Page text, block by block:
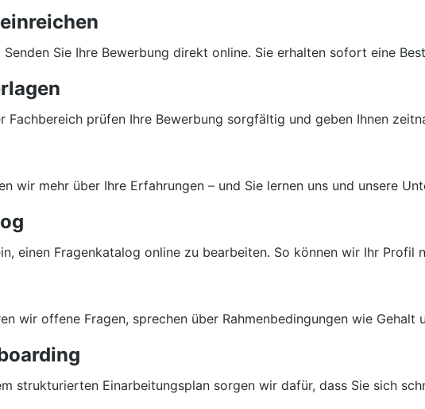
Sie Ihre Bewerbung direkt online. Sie erhalten sofort eine
Fachbereich prüfen Ihre Bewerbung sorgfältig und geben Ihnen
wir mehr über Ihre Erfahrungen – und Sie lernen uns und unsere
einen Fragenkatalog online zu bearbeiten. So können wir Ihr Profil
wir offene Fragen, sprechen über Rahmenbedingungen wie
strukturierten Einarbeitungsplan sorgen wir dafür, dass Sie sich